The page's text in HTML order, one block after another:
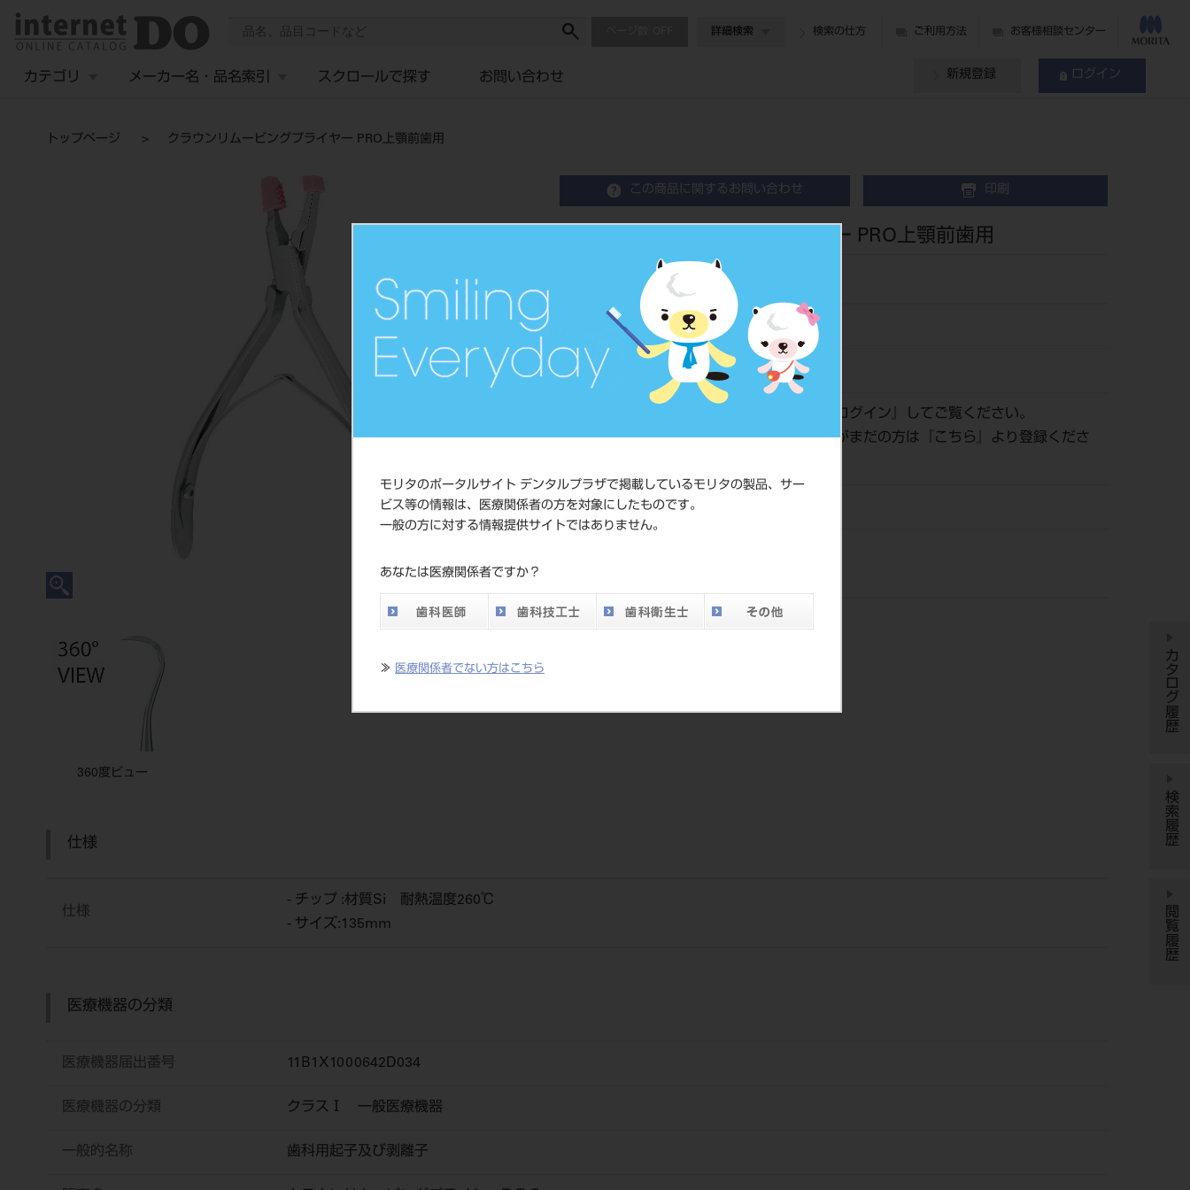
モリタのポータルサイト デンタルプラザで掲載しているモリタの製品、サー
ビス等の情報は、医療関係者の方を対象にしたものです。
一般の方に対する情報提供サイトではありません。
あなたは医療関係者ですか？
≫ 医療関係者でない方はこちら
詳細検索 検索の仕方 ご利用方法 お客様相談センター
カテゴリ メーカー名・品名索引 スクロールで探す お問い合わせ 新規登録 ログイン
トップページ クラウンリムービングプライヤー PRO上顎前歯用
この商品に関するお問い合わせ 印刷
クラウンリムービングプライヤー PRO上顎前歯用
Crown Removing Plier
品目コード 201510493
JAN/EANコード 4963931210800
標準価格
ログイン 』してご覧ください。
ネット会員登録がまだの方は『
こちら
』より登録くださ
メーカー
360度ビュー
仕様
仕様
- チップ :材質Si 耐熱温度260℃
- サイズ:135mm
医療機器の分類
医療機器届出番号 11B1X1000642D034
医療機器の分類 クラスⅠ 一般医療機器
一般的名称 歯科用起子及び剥離子
カタログ履歴
検索履歴
閲覧履歴